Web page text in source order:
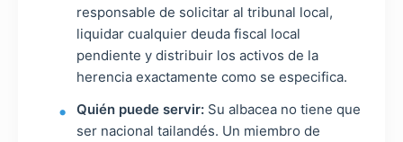
responsable de solicitar al tribunal local,
liquidar cualquier deuda fiscal local
pendiente y distribuir los activos de la
herencia exactamente como se especifica.
Quién puede servir: Su albacea no tiene que
ser nacional tailandés. Un miembro de